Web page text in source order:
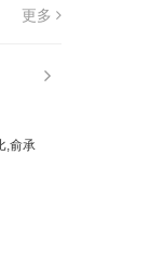
更多
,俞承